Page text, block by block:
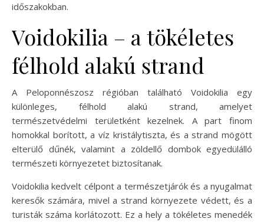
időszakokban.
Voidokilia – a tökéletes
félhold alakú strand
A Peloponnészosz régióban található Voidokilia egy
különleges, félhold alakú strand, amelyet
természetvédelmi területként kezelnek. A part finom
homokkal borított, a víz kristálytiszta, és a strand mögött
elterülő dűnék, valamint a zöldellő dombok egyedülálló
természeti környezetet biztosítanak.
Voidokilia kedvelt célpont a természetjárók és a nyugalmat
keresők számára, mivel a strand környezete védett, és a
turisták száma korlátozott. Ez a hely a tökéletes menedék